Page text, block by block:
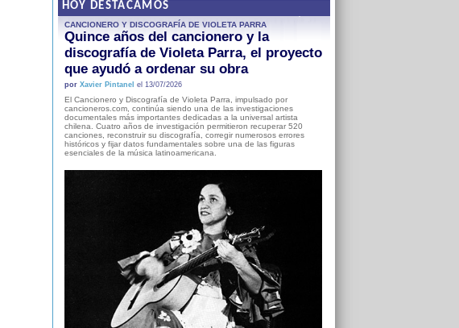
HOY DESTACAMOS
CANCIONERO Y DISCOGRAFÍA DE VIOLETA PARRA
Quince años del cancionero y la
discografía de Violeta Parra, el proyecto
que ayudó a ordenar su obra
por Xavier Pintanel el 13/07/2026
El Cancionero y Discografía de Violeta Parra, impulsado por
cancioneros.com, continúa siendo una de las investigaciones
documentales más importantes dedicadas a la universal artista
chilena. Cuatro años de investigación permitieron recuperar 520
canciones, reconstruir su discografía, corregir numerosos errores
históricos y fijar datos fundamentales sobre una de las figuras
esenciales de la música latinoamericana.